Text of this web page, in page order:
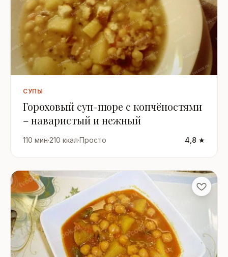
СУПЫ
Гороховый суп-пюре с копчёностями
– наваристый и нежный
110 мин·210 ккал·Просто 4,8 ★